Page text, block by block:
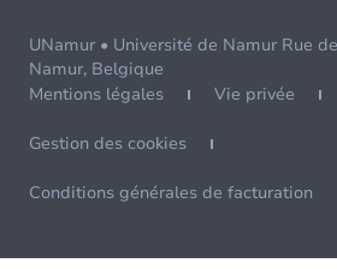
UNamur • Université de Namur Rue
Namur, Belgique
Mentions légales
Vie privée
Gestion des cookies
Conditions générales de facturation